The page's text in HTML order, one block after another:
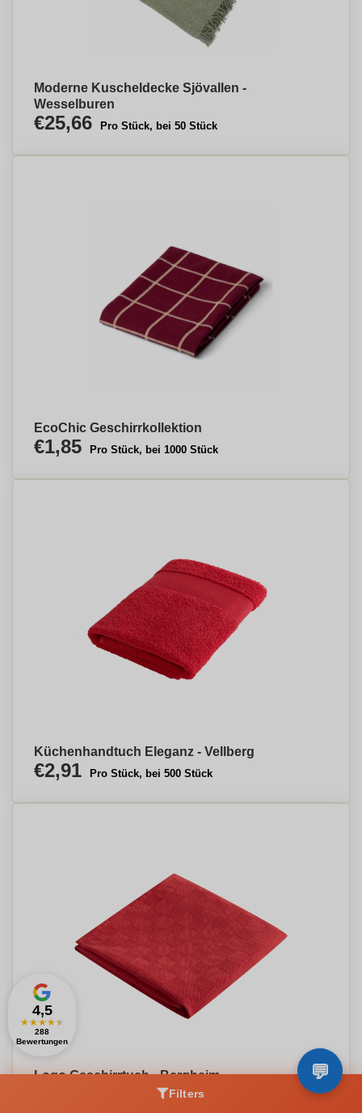
Moderne Kuscheldecke Sjövallen -
Wesselburen
€25,66 Pro Stück, bei 50 Stück
EcoChic Geschirrkollektion
€1,85 Pro Stück, bei 1000 Stück
Küchenhandtuch Eleganz - Vellberg
€2,91 Pro Stück, bei 500 Stück
Logo Geschirrtuch - Bergheim
Pro Stück, bei 500 Stück
Filters
4,5
★★★★★
288
Bewertungen